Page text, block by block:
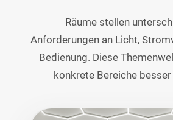
Räume stellen
Anforderungen an Licht,
Bedienung. Diese
konkrete Bereiche besser